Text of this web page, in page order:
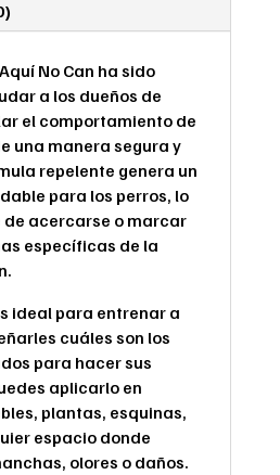
No Can ha sido
a los dueños de
el comportamiento de
una manera segura y
repelente genera un
para los perros, lo
de acercarse o marcar
específicas de la
ideal para entrenar a
cuáles son los
para hacer sus
aplicarlo en
plantas, esquinas,
espacio donde
olores o daños.